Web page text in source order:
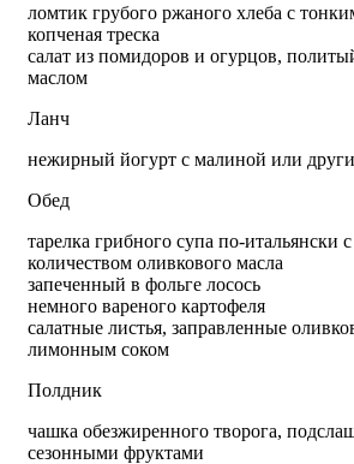
ломтик грубого ржаного хлеба с
копченая треска
салат из помидоров и огурцов,
маслом
Ланч
нежирный йогурт с малиной или
Обед
тарелка грибного супа по-итальянски
количеством оливкового масла
запеченный в фольге лосось
немного вареного картофеля
салатные листья, заправленные
лимонным соком
Полдник
чашка обезжиренного творога,
сезонными фруктами